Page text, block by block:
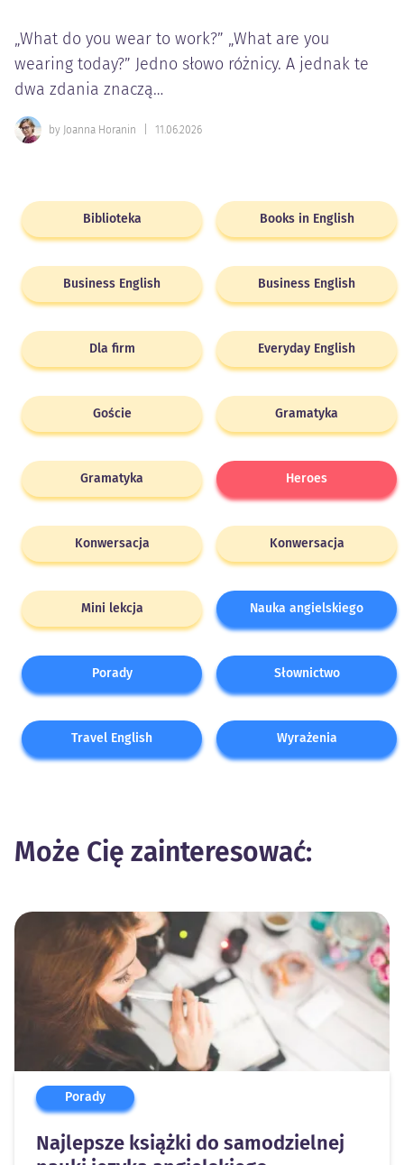
„What do you wear to work?” „What are you
wearing today?” Jedno słowo różnicy. A jednak te
dwa zdania znaczą…
by Joanna Horanin 11.06.2026
Biblioteka Books in English
Business English Business English
Dla firm Everyday English
Goście Gramatyka
Gramatyka Heroes
Konwersacja Konwersacja
Mini lekcja Nauka angielskiego
Porady Słownictwo
Travel English Wyrażenia
Może Cię zainteresować:
Porady
Najlepsze książki do samodzielnej